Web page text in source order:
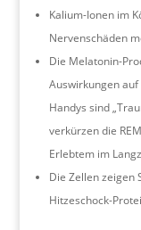
Kalium-Ionen im
Nervenschäden
Die Melatonin-
Auswirkungen auf
Handys sind
verkürzen die
Erlebtem im
Die Zellen zeigen
Hitzeschock-